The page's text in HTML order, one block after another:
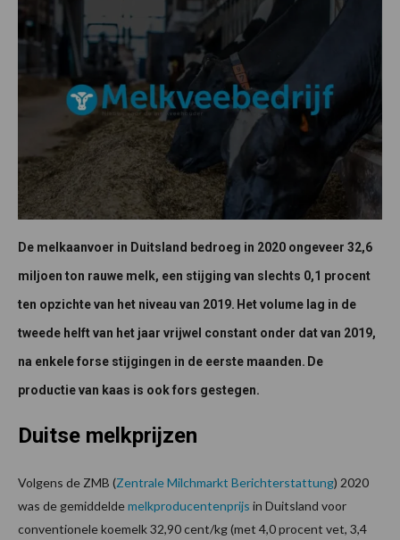
De melkaanvoer in Duitsland bedroeg in 2020 ongeveer 32,6
miljoen ton rauwe melk, een stijging van slechts 0,1 procent
ten opzichte van het niveau van 2019. Het volume lag in de
tweede helft van het jaar vrijwel constant onder dat van 2019,
na enkele forse stijgingen in de eerste maanden. De
productie van kaas is ook fors gestegen.
Duitse melkprijzen
Volgens de ZMB (Zentrale Milchmarkt Berichterstattung) 2020
was de gemiddeldemelkproducentenprijs in Duitsland voor
conventionele koemelk 32,90 cent/kg (met 4,0 procent vet, 3,4